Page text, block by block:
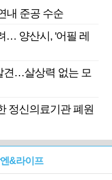
내 준공 수순
… 양산시, '어필 레
견…살상력 없는 모
정신의료기관 폐원
&라이프